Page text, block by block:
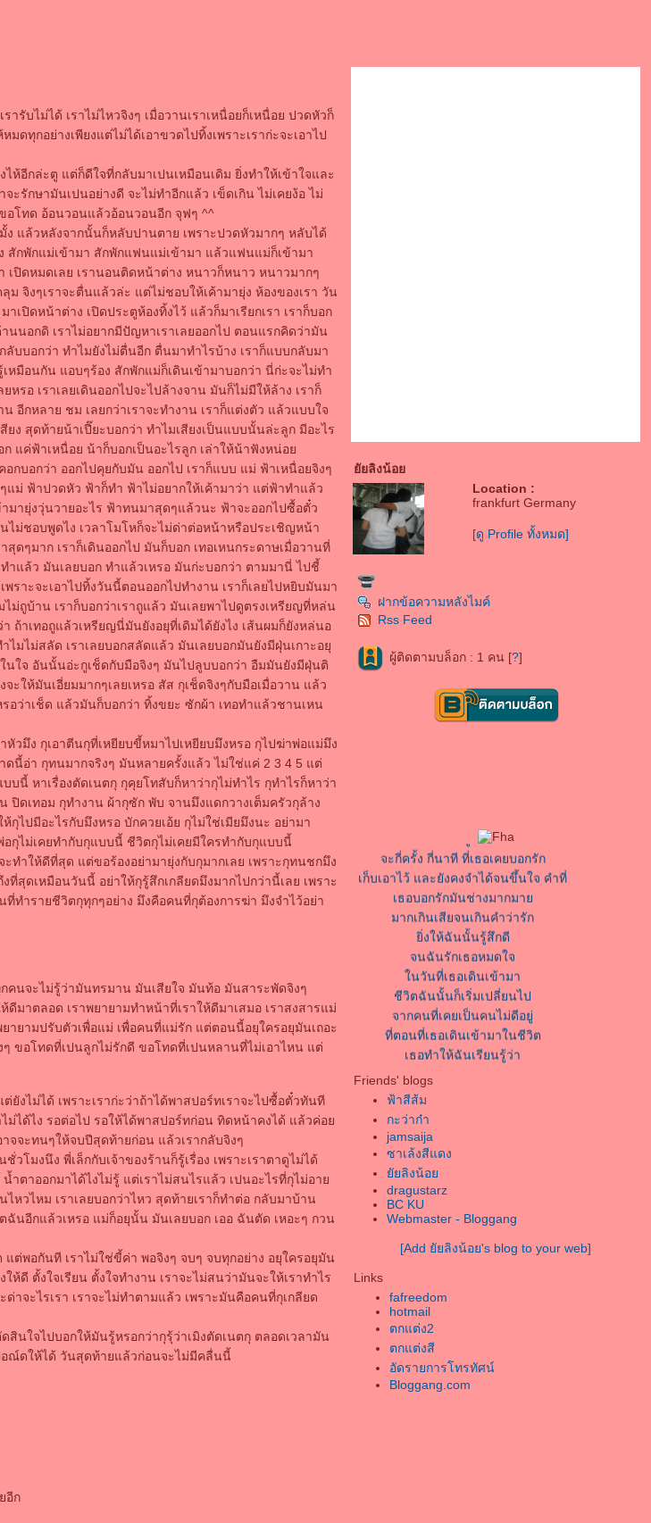
รับไม่ได้ เราไม่ไหวจิงๆ เมื่อวานเราเหนื่อยก็เหนื่อย ปวดหัวก็
มดทุกอย่างเพียงแต่ไม่ได้เอาขวดไปทิ้งเพราะเราก่ะจะเอาไป
ห้อีกล่ะตู แต่ก็ดีใจที่กลับมาเปนเหมือนเดิม ยิ่งทำให้เข้าใจและ
ะรักษามันเปนอย่างดี จะไม่ทำอีกแล้ว เข็ดเกิน ไม่เคยง้อ ไม่
อโทด อ้อนวอนแล้วอ้อนวอนอีก จุฟๆ ^^
ง แล้วหลังจากนั้นก็หลับปานตาย เพราะปวดหัวมากๆ หลับได้
สักพักแม่เข้ามา สักพักแฟนแม่เข้ามา แล้วแฟนแม่ก็เข้ามา
เปิดหมดเลย เรานอนติดหน้าต่าง หนาวก็หนาว หนาวมากๆ
ม จิงๆเราจะตื่นแล้วล่ะ แต่ไม่ชอบให้เค้ามายุ่ง ห้องของเรา วัน
เปิดหน้าต่าง เปิดประตูห้องทิ้งไว้ แล้วก็มาเรียกเรา เราก็บอก
นนอกดิ เราไม่อยากมีปัญหาเราเลยออกไป ตอนแรกคิดว่ามัน
ลับบอกว่า ทำไมยังไม่ตื่นอีก ตื่นมาทำไรบ้าง เราก็แบบกลับมา
เหมือนกัน แอบๆร้อง สักพักแม่ก็เดินเข้ามาบอกว่า นี่ก่ะจะไม่ทำ
หรอ เราเลยเดินออกไปจะไปล้างจาน มันก็ไม่มีให้ล้าง เราก็
อีกหลาย ชม เลยกว่าเราจะทำงาน เราก็แต่งตัว แล้วแบบใจ
ยง สุดท้ายน้าเปี๊ยะบอกว่า ทำไมเสียงเป็นแบบนั้นล่ะลูก มีอะไร
ก แค่ฟ้าเหนื่อย น้าก็บอกเป็นอะไรลูก เล่าให้น้าฟังหน่อ
อกบอกว่า ออกไปคุยกับมัน ออกไป เราก็แบบ แม่ ฟ้าเหนื่อยจิงๆ
แม่ ฟ้าปวดหัว ฟ้าก็ทำ ฟ้าไม่อยากให้เค้ามาว่า แต่ฟ้าทำแล้ว
ายุ่งวุ่นวายอะไร ฟ้าทนมาสุดๆแล้วนะ ฟ้าจะออกไปซื้อตั๋ว
ไม่ชอบพูดไง เวลาโมโหก็จะไม่ด่าต่อหน้าหรือประเชิญหน้า
สุดๆมาก เราก็เดินออกไป มันก็บอก เทอเหนกระดาษเมื่อวานที่
ำแล้ว มันเลยบอก ทำแล้วเหรอ มันก่ะบอกว่า ตามมานี่ ไปชี้
ราะจะเอาไปทิ้งวันนี้ตอนออกไปทำงาน เราก็เลยไปหยิบมันมา
ม่ถูบ้าน เราก็บอกว่าเราถูแล้ว มันเลยพาไปดูตรงเหรียญที่หล่น
า ถ้าเทอถูแล้วเหรียญนี่มันยังอยุที่เดิมได้ยังไง เส้นผมก็ยังหล่นอ
มไม่สลัด เราเลยบอกสลัดแล้ว มันเลยบอกมันยังมีฝุ่นเกาะอยุ
นใจ อันนั้นอ่ะกูเช็ดกับมือจิงๆ มันไปลูบบอกว่า อืมมันยังมีฝุ่นติ
ะให้มันเอี่ยมมากๆเลยเหรอ สัส กุเช็ดจิงๆกับมือเมื่อวาน แล้ว
อว่าเช็ด แล้วมันก็บอกว่า ทิ้งขยะ ซักผ้า เทอทำแล้วชานเหน
วมึง กุเอาตีนกุที่เหยียบขี้หมาไปเหยียบมึงหรอ กุไปฆ่าพ่อแม่มึง
นี้อ่า กุทนมากจริงๆ มันหลายครั้งแล้ว ไม่ใช่แค่ 2 3 4 5 แต่
บนี้ หาเรื่องตัดเนตกุ กุคุยโทสับก็หาว่ากุไม่ทำไร กุทำไรก็หาว่า
ปิดเทอม กุทำงาน ผ้ากุซัก พับ จานมึงแดกวางเต็มครัวกุล้าง
กุไปมีอะไรกับมึงหรอ บักควยเอ้ย กุไม่ใช่เมียมึงนะ อย่ามา
กุไม่เคยทำกับกุแบบนี้ ชีวิตกุไม่เคยมีใครทำกับกุแบบนี้
ทำให้ดีที่สุด แต่ขอร้องอย่ามายุ่งกับกุมากเลย เพราะกุทนชกมึง
ที่สุดเหมือนวันนี้ อย่าให้กุรู้สึกเกลียดมึงมากไปกว่านี้เลย เพราะ
ทำรายชีวิตกุทุกๆอย่าง มึงคือคนที่กุต้องการฆ่า มึงจำไว้อย่า
คนจะไม่รู้ว่ามันทรมาน มันเสียใจ มันท้อ มันสาระพัดจิงๆ
ดีมาตลอด เราพยายามทำหน้าที่เราให้ดีมาเสมอ เราสงสารแม่
ายามปรับตัวเพื่อแม่ เพื่อคนที่แม่รัก แต่ตอนนี้อยุใครอยุมันเถอะ
ๆ ขอโทดที่เปนลูกไม่รักดี ขอโทดที่เปนหลานที่ไม่เอาไหน แต่
งไม่ได้ เพราะเราก่ะว่าถ้าได้พาสปอร์ทเราจะไปซื้อตั๋วทันที
ไม่ได้ไง รอต่อไป รอให้ได้พาสปอร์ทก่อน ทิดหน้าคงได้ แล้วค่อ
จจะทนๆให้จบปีสุดท้ายก่อน แล้วเรากลับจิงๆ
โมงนึง พี่เล็กกับเจ้าของร้านก็รู้เรื่อง เพราะเราตาดูไม่ได้
น้ำตาออกมาได้ไงไม่รู้ แต่เราไม่สนไรแล้ว เปนอะไรที่กุไม่อา
หวไหม เราเลยบอกว่าไหว สุดท้ายเราก็ทำต่อ กลับมาบ้าน
ฉันอีกแล้วเหรอ แม่ก็อยุนั้น มันเลยบอก เออ ฉันตัด เหอะๆ กวน
ต่พอกันที เราไม่ใช่ขี้ค่า พอจิงๆ จบๆ จบทุกอย่าง อยุใครอยุมัน
ห้ดี ตั้งใจเรียน ตั้งใจทำงาน เราจะไม่สนว่ามันจะให้เราทำไร
าจะไรเรา เราจะไม่ทำตามแล้ว เพราะมันคือคนที่กุเกลียด
สินใจไปบอกให้มันรู้หรอกว่ากุรุ้ว่าเมิงตัดเนตกุ ตลอดเวลามัน
อณ์ดให้ได้ วันสุดท้ายแล้วก่อนจะไม่มีคลื่นนี้
อีก
ัยลิงน้อ
Location :
frankfurt Germany
[ดู Profile ทั้งหมด]
ฝากข้อความหลังไมค์
Rss Feed
ผู้ติดตามบล็อก : 1 คน [?]
ังคงนึกเธออยู่ ตลอดเวลา
จะกี่ครั้ง กี่นาที ที่เธอเคยบอกรัก
เก็บเอาไว้ และยังคงจำได้จนขึ้นใจ คำที่
เธอบอกรักมันช่างมากมา
มากเกินเสียจนเกินคำว่ารัก
ิ่งให้ฉันนั้นรู้สึกดี
จนฉันรักเธอหมดใจ
นวันที่เธอเดินเข้ามา
ชีวิตฉันนั้นก็เริ่มเปลี่ยนไป
จากคนที่เคยเป็นคนไม่ดีอยู่
ที่ตอนที่เธอเดินเข้ามาในชีวิต
เธอทำให้ฉันเรียนรู้ว่า
ความสุขที่แท้จริงเป็นอย่างไร
ิ่งนานวันไปยิ่งรักกัน
เธอคือตัวจริงที่ฉันรอ
ละเป็นคนสุดท้า
เธอคือคนเดียวในหัวใจ
อยากจะขอให้เธอโปรดจงรับฟัง คำๆนี้
ขอบคุณที่สวรรค์บันดาลนั้นส่งให้เราได้
ความรักที่มีของคืนของเธอฉันคงรับไว้ใน
จ
ละฉันยังคงเก็บไว้
หากวันใดที่เธอหมดหวังให้จำคำนั้นในใจ
ของฉัน
ที่ส่งถึงเธอ และคำๆนี้มันอาจมีความหมา
Friends' blogs
ฟ้าสีส้ม
กะว่าก๋า
jamsaija
ซาเล้งสีแดง
ัยลิงน้อ
dragustarz
BC KU
Webmaster - Bloggang
[Add ยัยลิงน้อย's blog to your web]
Links
fafreedom
hotmail
ตกแต่ง2
ตกแต่งสี
อัดรายการโทรทัศน์
Bloggang.com